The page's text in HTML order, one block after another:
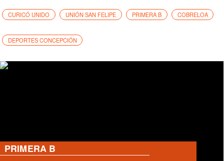
CURICÓ UNIDO UNIÓN SAN FELIPE PRIMERA B COBRELOA
DEPORTES CONCEPCIÓN
RANGERS